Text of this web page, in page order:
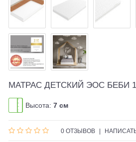
МАТРАС ДЕТСКИЙ ЭОС БЕБИ 1
Высота: 7 см
0 ОТЗЫВОВ